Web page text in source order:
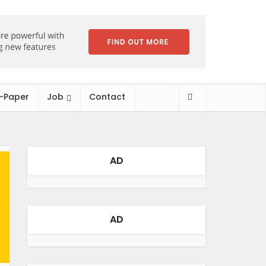
Paper Job Contact
AD
AD